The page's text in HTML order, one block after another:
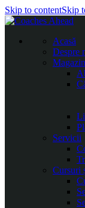
Skip to contentSkip
Acasă
Despre
Magazin
Servicii
Cursuri